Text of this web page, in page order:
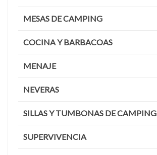
MESAS DE CAMPING
COCINA Y BARBACOAS
MENAJE
NEVERAS
SILLAS Y TUMBONAS DE CAMPING
SUPERVIVENCIA